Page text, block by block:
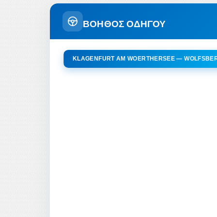
ΒΟΗΘΟΣ ΟΔΗΓΟΥ
KLAGENFURT AM WOERTHERSEE —